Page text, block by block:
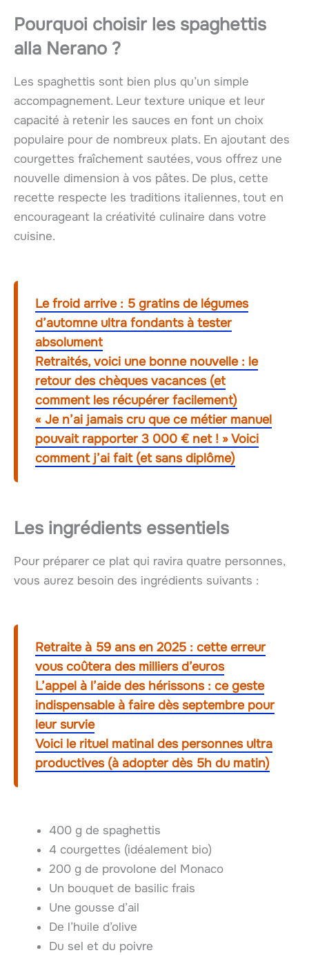
Pourquoi choisir les spaghettis
alla Nerano ?
Les spaghettis sont bien plus qu’un simple
accompagnement. Leur texture unique et leur
capacité à retenir les sauces en font un choix
populaire pour de nombreux plats. En ajoutant des
courgettes fraîchement sautées, vous offrez une
nouvelle dimension à vos pâtes. De plus, cette
recette respecte les traditions italiennes, tout en
encourageant la créativité culinaire dans votre
cuisine.
Le froid arrive : 5 gratins de légumes
d’automne ultra fondants à tester
absolument
Retraités, voici une bonne nouvelle : le
retour des chèques vacances (et
comment les récupérer facilement)
« Je n’ai jamais cru que ce métier manuel
pouvait rapporter 3 000 € net ! » Voici
comment j’ai fait (et sans diplôme)
Les ingrédients essentiels
Pour préparer ce plat qui ravira quatre personnes,
vous aurez besoin des ingrédients suivants :
Retraite à 59 ans en 2025 : cette erreur
vous coûtera des milliers d’euros
L’appel à l’aide des hérissons : ce geste
indispensable à faire dès septembre pour
leur survie
Voici le rituel matinal des personnes ultra
productives (à adopter dès 5h du matin)
400 g de spaghettis
4 courgettes (idéalement bio)
200 g de provolone del Monaco
Un bouquet de basilic frais
Une gousse d’ail
De l’huile d’olive
Du sel et du poivre